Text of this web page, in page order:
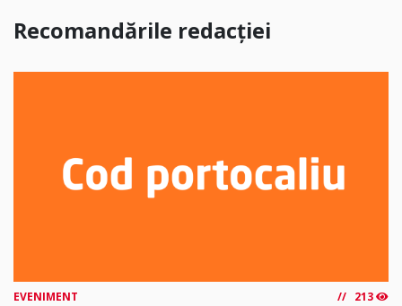
Recomandările redacției
EVENIMENT 213